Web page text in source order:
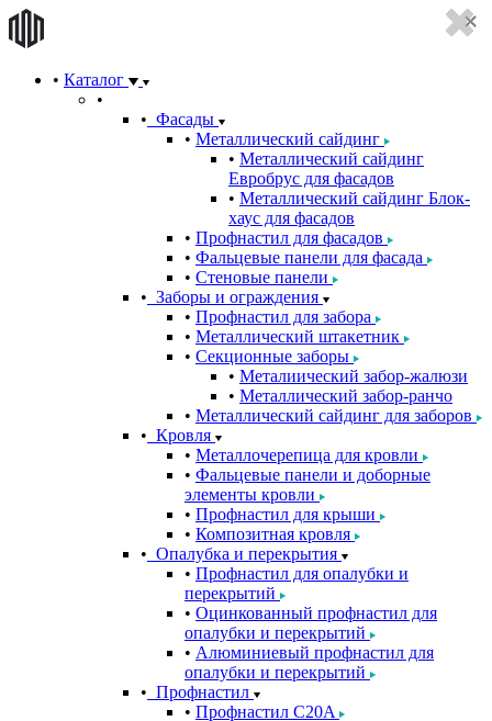
Каталог
Фасады
Металлический сайдинг
Металлический сайдинг
Евробрус для фасадов
Металлический сайдинг Блок-
хаус для фасадов
Профнастил для фасадов
Фальцевые панели для фасада
Стеновые панели
Заборы и ограждения
Профнастил для забора
Металлический штакетник
Секционные заборы
Металиический забор-жалюзи
Металлический забор-ранчо
Металлический сайдинг для заборов
Кровля
Металлочерепица для кровли
Фальцевые панели и доборные
элементы кровли
Профнастил для крыши
Композитная кровля
Опалубка и перекрытия
Профнастил для опалубки и
перекрытий
Оцинкованный профнастил для
опалубки и перекрытий
Алюминиевый профнастил для
опалубки и перекрытий
Профнастил
Профнастил С20A